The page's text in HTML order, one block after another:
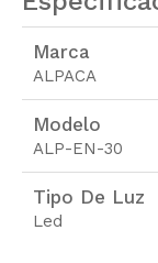
Marca
ALPACA
Modelo
ALP-EN-30
Tipo De Luz
Led